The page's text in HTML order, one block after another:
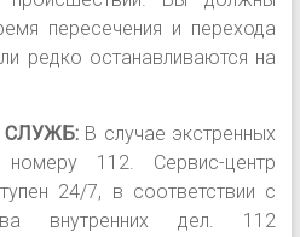
пересечения и перехода
редко останавливаются на
СЛУЖБ: В случае экстренных
112. Сервис-центр
24/7, в соответствии с
внутренних дел. 112